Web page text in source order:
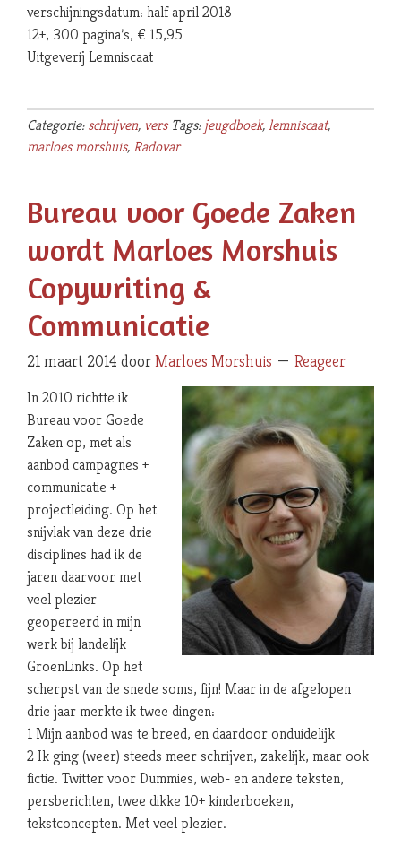
verschijningsdatum: half april 2018
12+, 300 pagina’s, € 15,95
Uitgeverij Lemniscaat
Categorie:schrijven, vers Tags:jeugdboek,lemniscaat,
marloes morshuis, Radovar
Bureau voor Goede Zaken
wordt Marloes Morshuis
Copywriting &
Communicatie
21 maart 2014 doorMarloes Morshuis Reageer
In 2010 richtte ik
Bureau voor Goede
Zaken op, met als
aanbod campagnes +
communicatie +
projectleiding. Op het
snijvlak van deze drie
disciplines had ik de
jaren daarvoor met
veel plezier
geopereerd in mijn
werk bij landelijk
GroenLinks. Op het
scherpst van de snede soms, fijn! Maar in de afgelopen
drie jaar merkte ik twee dingen:
1 Mijn aanbod was te breed, en daardoor onduidelijk
2 Ik ging (weer) steeds meer schrijven, zakelijk, maar ook
fictie. Twitter voor Dummies, web- en andere teksten,
persberichten, twee dikke 10+ kinderboeken,
tekstconcepten. Met veel plezier.